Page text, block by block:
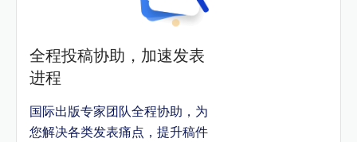
全程投稿协助，加速发表
进程
国际出版专家团队全程协助，为
您解决各类发表痛点，提升稿件